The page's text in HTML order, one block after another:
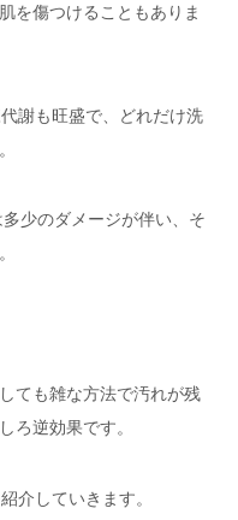
を傷つけることもありま
謝も旺盛で、どれだけ洗
少のダメージが伴い、そ
ても雑な方法で汚れが残
ろ逆効果です。
介していきます。